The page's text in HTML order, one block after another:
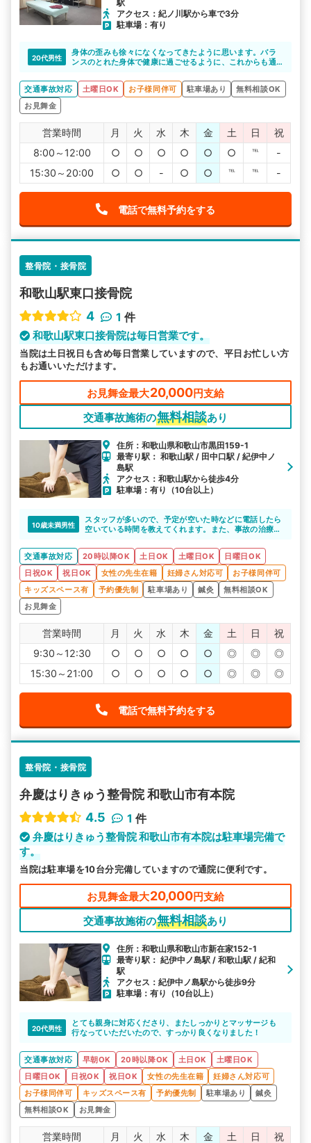
駅
アクセス：紀ノ川駅から車で3分
駐車場：有り
20代男性
身体の歪みも徐々になくなってきたように思います。バラ
ンスのとれた身体で健康に過ごせるように、これからも通
交通事故対応
土曜日OK お子様同伴可 駐車場あり
無料相談OK
お見舞金
営業時間 月 火 水 木 金 土 日
祝
8:00～12:00
○ ○ ○ ○ ○ ○ ℡
-
15:30～20:00
○ ○ - ○ ○ ℡ ℡ -
電話で無料予約をする
整骨院・接骨院
和歌山駅東口接骨院
4
1 件
和歌山駅東口接骨院は毎日営業です。
当院は土日祝日も含め毎日営業していますので、平日お忙しい方
もお通いいただけます。
お見舞金最大20,000円支給
交通事故施術の無料相談あり
住所：和歌山県和歌山市黒田159-1
最寄り駅： 和歌山駅 / 田中口駅 / 紀伊中ノ
島駅
アクセス：和歌山駅から徒歩4分
駐車場：有り（10台以上）
10歳未満男性
スタッフが多いので、予定が空いた時などに電話したら
空いている時間を教えてくれます。また、事故の治療に
子どもがなにより楽しく通えているので痛みがあっても
苦にならず治療できています。
交通事故対応 20時以降OK 土日OK 土曜日OK
日曜日OK
日祝OK
祝日OK 女性の先生在籍 妊婦さん対応可
お子様同伴可
キッズスペース有
予約優先制 駐車場あり 鍼灸
無料相談OK
お見舞金
営業時間 月 火 水 木 金 土 日
祝
9:30～12:30
○ ○ ○ ○ ○ ◎ ◎
◎
15:30～21:00
○ ○ ○ ○ ○ ◎ ◎ ◎
電話で無料予約をする
整骨院・接骨院
弁慶はりきゅう整骨院 和歌山市有本院
4.5
1 件
弁慶はりきゅう整骨院 和歌山市有本院は駐車場完備で
す。
当院は駐車場を10台分完備していますので通院に便利です。
お見舞金最大20,000円支給
交通事故施術の無料相談あり
住所：和歌山県和歌山市新在家152-1
最寄り駅： 紀伊中ノ島駅 / 和歌山駅 / 紀和
駅
アクセス：紀伊中ノ島駅から徒歩9分
駐車場：有り（10台以上）
20代男性
とても親身に対応くださり、またしっかりとマッサージも
行なっていただいたので、すっかり良くなりました！
交通事故対応 早朝OK 20時以降OK 土日OK
土曜日OK
日曜日OK
日祝OK 祝日OK 女性の先生在籍
妊婦さん対応可
お子様同伴可
キッズスペース有 予約優先制 駐車場あり
鍼灸
無料相談OK
お見舞金
営業時間 月 火 水 木 金 土 日
祝